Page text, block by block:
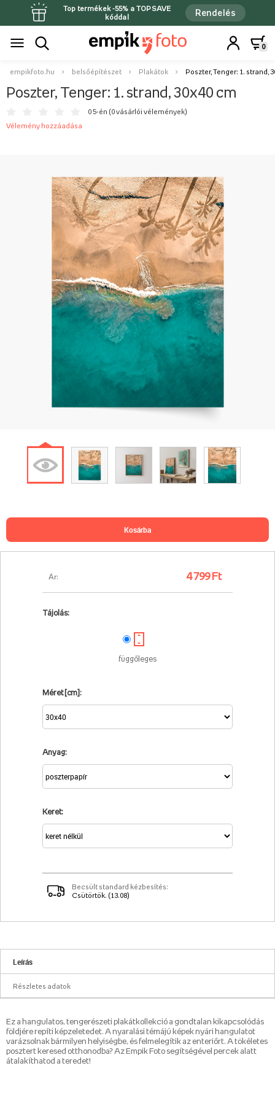
Top termékek -55% a TOPSAVE
kóddal
Rendelés
0
empikfoto.hu belsőépítészet Plakátok Poszter, Tenger: 1. strand,
Poszter, Tenger: 1. strand, 30x40 cm
0 5-én (0 vásárlói vélemények)
Vélemény hozzáadása
Ár: 4 799 Ft
Tájolás:
függőleges
Méret [cm]:
Anyag:
Keret:
Becsült standard kézbesítés:
Csütörtök. (13.08)
kosárba
Leírás
Részletes adatok
Ez a hangulatos, tengerészeti plakátkollekció a gondtalan kikapcsolódás
földjére repíti képzeletedet. A nyaralási témájú képek nyári hangulatot
varázsolnak bármilyen helyiségbe, és felmelegítik az enteriőrt. A tökéletes
posztert keresed otthonodba? Az Empik Foto segítségével percek alatt
átalakíthatod a teredet!